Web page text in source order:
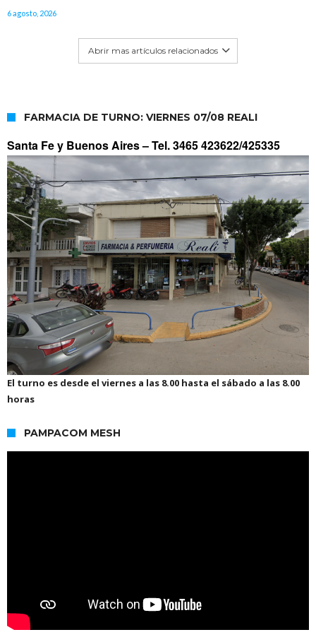
6 agosto, 2026
Abrir mas artículos relacionados
FARMACIA DE TURNO: VIERNES 07/08 REALI
Santa Fe y Buenos Aires –Tel. 3465 423622/425335
El turno es desde el viernes a las 8.00 hasta el sábado a las 8.00
horas
PAMPACOM MESH